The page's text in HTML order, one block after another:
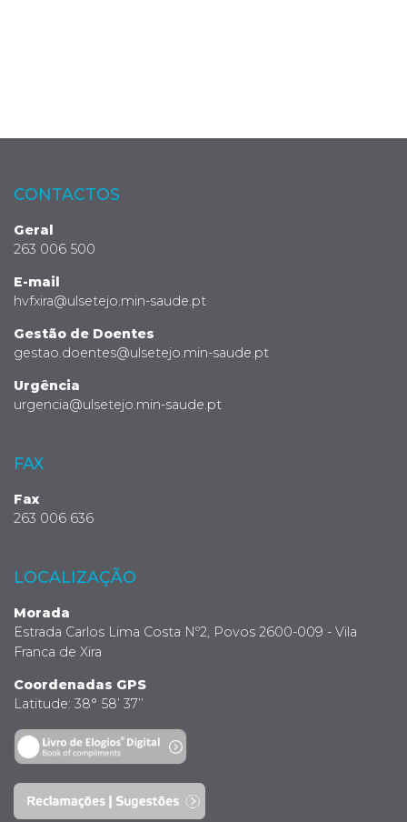
CONTACTOS
Geral
263 006 500
E-mail
hvfxira@ulsetejo.min-saude.pt
Gestão de Doentes
gestao.doentes@ulsetejo.min-saude.pt
Urgência
urgencia@ulsetejo.min-saude.pt
FAX
Fax
263 006 636
LOCALIZAÇÃO
Morada
Estrada Carlos Lima Costa Nº2, Povos 2600-009 - Vila
Franca de Xira
Coordenadas GPS
Latitude: 38° 58’ 37’’